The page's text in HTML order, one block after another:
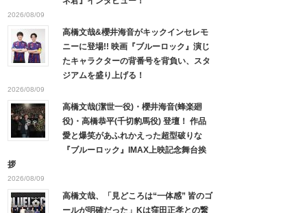
2026/08/09
高橋文哉&櫻井海音がキックインセレモ
ニーに登場!! 映画『ブルーロック』演じ
たキャラクターの背番号を背負い、スタ
ジアムを盛り上げる！
2026/08/09
高橋文哉(潔世一役)・櫻井海音(蜂楽廻
役)・高橋恭平(千切豹馬役) 登壇！ 作品
愛と爆笑があふれかえった超型破りな
『ブルーロック』IMAX上映記念舞台挨
拶
2026/08/09
高橋文哉、「見どころは“一体感” 皆のゴ
ールが明確だった」Kは窪田正孝との繋